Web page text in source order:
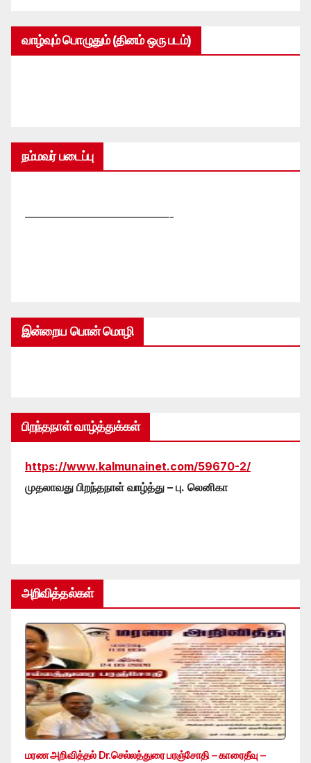
வாழ்வும் பொழுதும் (தினம் ஒரு படம்)
நம்மவர் படைப்பு
—————————————-
இன்றைய பொன் மொழி
பிறந்தநாள் வாழ்த்துக்கள்
https://www.kalmunainet.com/59670-2/
முதலாவது பிறந்தநாள் வாழ்த்து – பு. லெனிகா
அறிவித்தல்கள்
மரண அறிவித்தல் Dr.செல்லத்துரை பரஞ்சோதி – காரைதீவு –